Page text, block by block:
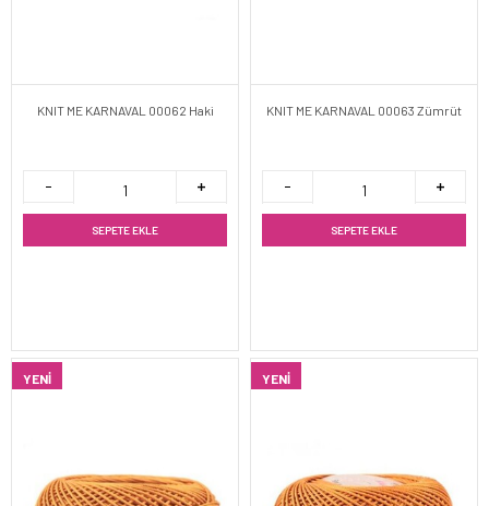
KNIT ME KARNAVAL 00062 Haki
SEPETE EKLE
KNIT ME KARNAVAL 00063 Zümrüt
SEPETE EKLE
YENI YENI